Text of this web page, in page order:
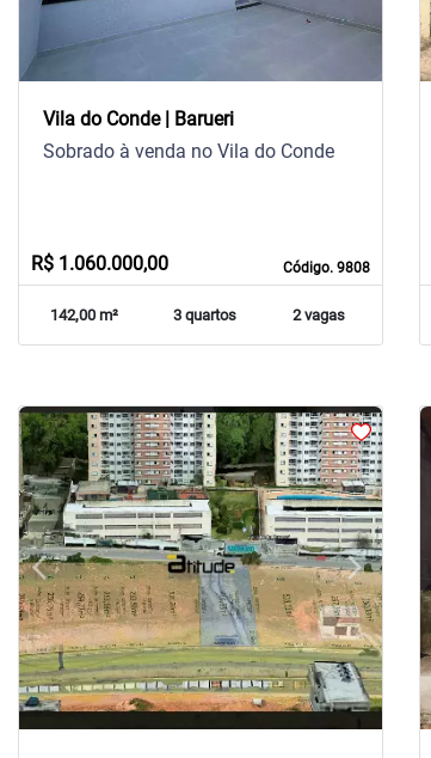
Vila do Conde | Barueri
Código. 9808
Sobrado à venda no Vila do Conde
R$ 1.060.000,00
142,00 m² 3 quartos 2 vagas
arrow_back_iosPrevious arrow_forward_iosNext